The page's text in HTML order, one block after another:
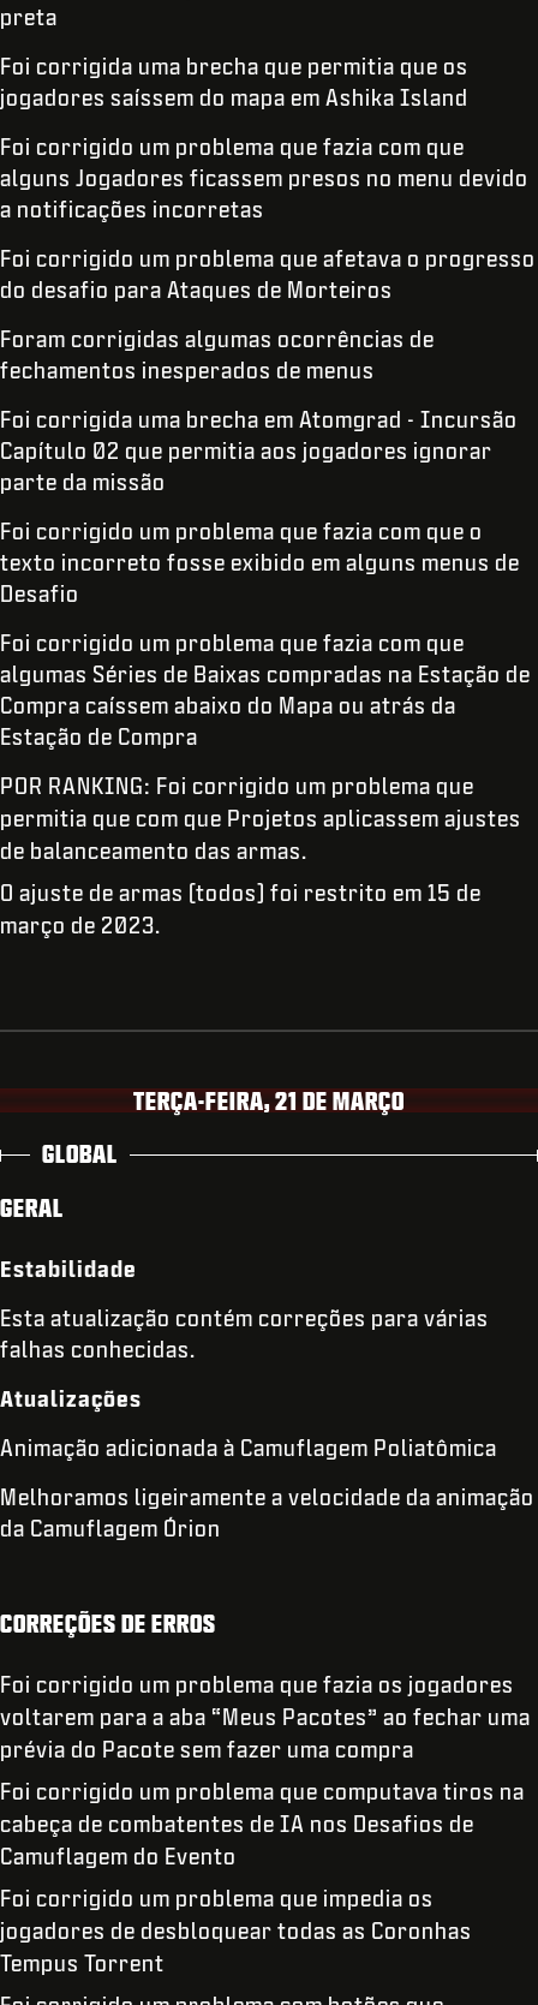
preta
Foi corrigida uma brecha que permitia que os
jogadores saíssem do mapa em Ashika Island
Foi corrigido um problema que fazia com que
alguns Jogadores ficassem presos no menu devido
a notificações incorretas
Foi corrigido um problema que afetava o progresso
do desafio para Ataques de Morteiros
Foram corrigidas algumas ocorrências de
fechamentos inesperados de menus
Foi corrigida uma brecha em Atomgrad - Incursão
Capítulo 02 que permitia aos jogadores ignorar
parte da missão
Foi corrigido um problema que fazia com que o
texto incorreto fosse exibido em alguns menus de
Desafio
Foi corrigido um problema que fazia com que
algumas Séries de Baixas compradas na Estação de
Compra caíssem abaixo do Mapa ou atrás da
Estação de Compra
POR RANKING: Foi corrigido um problema que
permitia que com que Projetos aplicassem ajustes
de balanceamento das armas.
O ajuste de armas (todos) foi restrito em 15 de
março de 2023.
TERÇA-FEIRA, 21 DE MARÇO
GLOBAL
GERAL
Estabilidade
Esta atualização contém correções para várias
falhas conhecidas.
Atualizações
Animação adicionada à Camuflagem Poliatômica
Melhoramos ligeiramente a velocidade da animação
da Camuflagem Órion
CORREÇÕES DE ERROS
Foi corrigido um problema que fazia os jogadores
voltarem para a aba “Meus Pacotes” ao fechar uma
prévia do Pacote sem fazer uma compra
Foi corrigido um problema que computava tiros na
cabeça de combatentes de IA nos Desafios de
Camuflagem do Evento
Foi corrigido um problema que impedia os
jogadores de desbloquear todas as Coronhas
Tempus Torrent